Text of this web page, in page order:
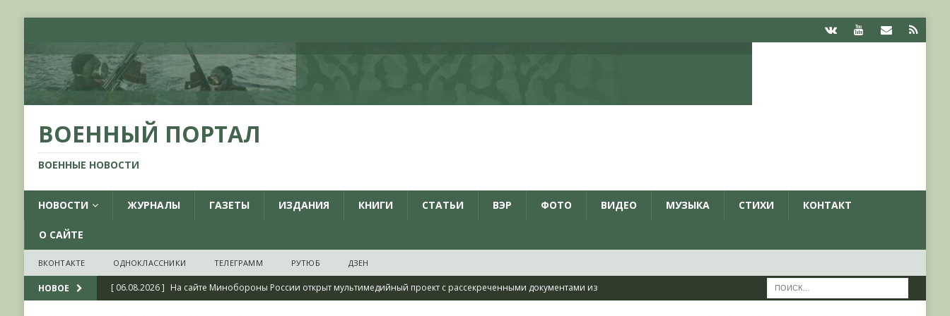
ВОЕННЫЙ ПОРТАЛ
ВОЕННЫЕ НОВОСТИ
НОВОСТИ ЖУРНАЛЫ ГАЗЕТЫ ИЗДАНИЯ КНИГИ СТАТЬИ ВЭР ФОТО ВИДЕО МУЗЫКА СТИХИ КОНТАКТ
О САЙТЕ
ВКОНТАКТЕ ОДНОКЛАССНИКИ ТЕЛЕГРАММ РУТЮБ ДЗЕН
НОВОЕ [ 06.08.2026 ] На сайте Минобороны России открыт мультимедийный проект с рассекреченными документами из